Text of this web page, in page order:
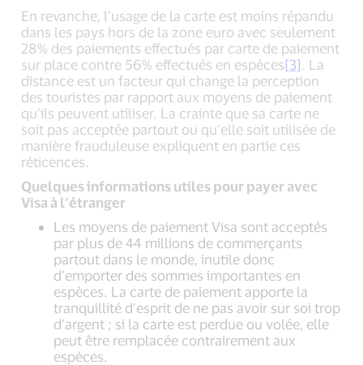
En revanche, l’usage de la carte est moins répandu
dans les pays hors de la zone euro avec seulement
28% des paiements effectués par carte de paiement
sur place contre 56% effectués en espèces[3] . La
distance est un facteur qui change la perception
des touristes par rapport aux moyens de paiement
qu’ils peuvent utiliser. La crainte que sa carte ne
soit pas acceptée partout ou qu’elle soit utilisée de
manière frauduleuse expliquent en partie ces
réticences.
Quelques informations utiles pour payer avec
Visa à l’étranger
Les moyens de paiement Visa sont acceptés
par plus de 44 millions de commerçants
partout dans le monde, inutile donc
d’emporter des sommes importantes en
espèces. La carte de paiement apporte la
tranquillité d’esprit de ne pas avoir sur soi trop
d’argent ; si la carte est perdue ou volée, elle
peut être remplacée contrairement aux
espèces.